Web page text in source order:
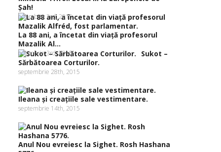
Şah!
octombrie 3rd, 2015
La 88 ani, a încetat din viaţă profesorul
Mazalik Al...
octombrie 3rd, 2015
Sukot –
Sărbătoarea Corturilor.
septembrie 28th, 2015
Ileana şi creaţiile sale vestimentare.
septembrie 14th, 2015
Anul Nou evreiesc la Sighet. Rosh Hashana